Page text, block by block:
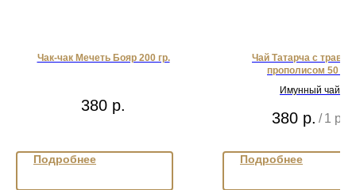
Чак-чак Мечеть Бояр 200 гр.
380 р.
Подробнее
Чай Татарча с
прополисом 50 гр.
Имунный чай
380 р. / 1 pc
Подробнее